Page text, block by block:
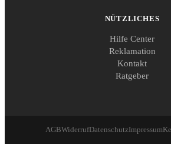
NÜTZLICHES
Hilfe Center
Reklamation
Kontakt
Ratgeber
AGBWiderrufDatenschutzImpressum